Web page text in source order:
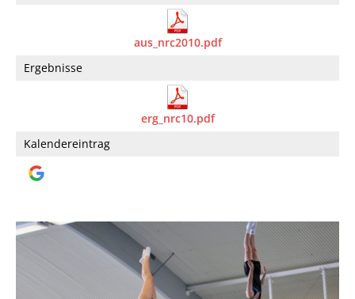
aus_nrc2010.pdf
Ergebnisse
erg_nrc10.pdf
Kalendereintrag